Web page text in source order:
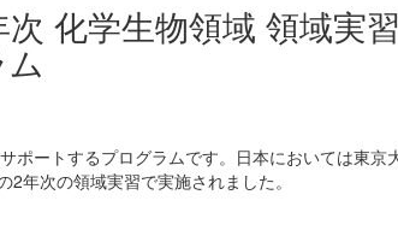
化学生物領域 領域実
ートするプログラムです。日本においては東京
年次の領域実習で実施されました。